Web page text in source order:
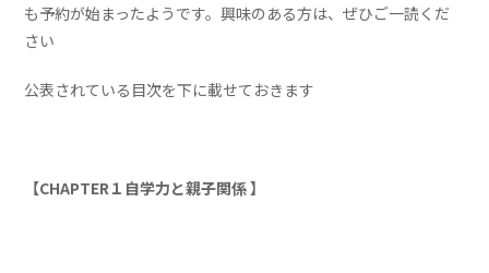
も予約が始まったようです。興味のある方は、ぜひご一読くだ
さい
公表されている目次を下に載せておきます
【CHAPTER１自学力と親子関係 】